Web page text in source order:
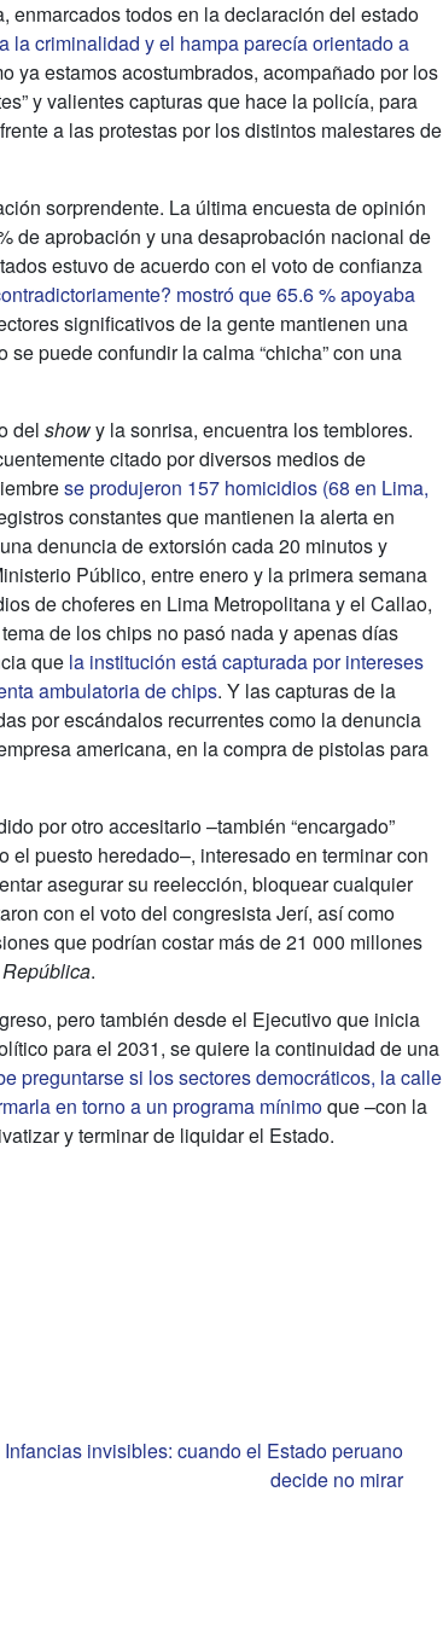
enmarcados todos en la declaración del estado
la criminalidad y el hampa parecía orientado a
ya estamos acostumbrados, acompañado por los
y valientes capturas que hace la policía, para
a las protestas por los distintos malestares de
sorprendente. La última encuesta de opinión
de aprobación y una desaprobación nacional de
estuvo de acuerdo con el voto de confianza
mostró que 65.6 % apoyaba
significativos de la gente mantienen una
puede confundir la calma “chicha” con una
del showy la sonrisa, encuentra los temblores.
citado por diversos medios de
se produjeron 157 homicidios (68 en Lima,
constantes que mantienen la alerta en
denuncia de extorsión cada 20 minutos y
Público, entre enero y la primera semana
de choferes en Lima Metropolitana y el Callao,
de los chips no pasó nada y apenas días
que la institución está capturada por intereses
ambulatoria de chips. Y las capturas de la
por escándalos recurrentes como la denuncia
americana, en la compra de pistolas para
por otro accesitario –también “encargado”
puesto heredado–, interesado en terminar con
asegurar su reelección, bloquear cualquier
con el voto del congresista Jerí, así como
que podrían costar más de 21 000 millones
.
pero también desde el Ejecutivo que inicia
para el 2031, se quiere la continuidad de una
preguntarse si los sectores democráticos, la calle
en torno a un programa mínimoque –con la
y terminar de liquidar el Estado.
Infancias invisibles: cuando el Estado peruano
decide no mirar